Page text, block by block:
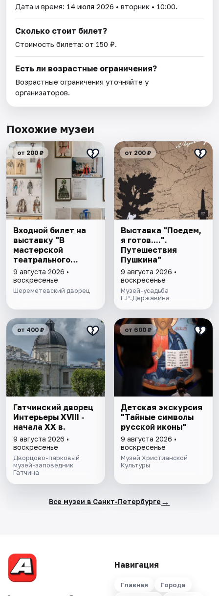
Дата и время: 14 июля 2026 • вторник • 10:00.
Сколько стоит билет?
Стоимость билета: от 150 ₽.
Есть ли возрастные ограничения?
Возрастные ограничения уточняйте у
организаторов.
Похожие музеи
от 200 ₽
Входной билет на
выставку "В
мастерской
театрального
художника"
9 августа 2026 •
воскресенье
Шереметевский дворец
от 200 ₽
Выставка "Поедем,
я готов....".
Путешествия
Пушкина"
9 августа 2026 •
воскресенье
Музей-усадьба
Г.Р.Державина
от 400 ₽
Гатчинский дворец
Интерьеры ХVIII -
начала ХХ в.
9 августа 2026 •
воскресенье
Дворцово-парковый
музей-заповедник
Гатчина
от 600 ₽
Детская экскурсия
"Тайные символы
русской иконы"
9 августа 2026 •
воскресенье
Музей Христианской
Культуры
Все музеи в Санкт-Петербурге →
Навигация
Главная
Города